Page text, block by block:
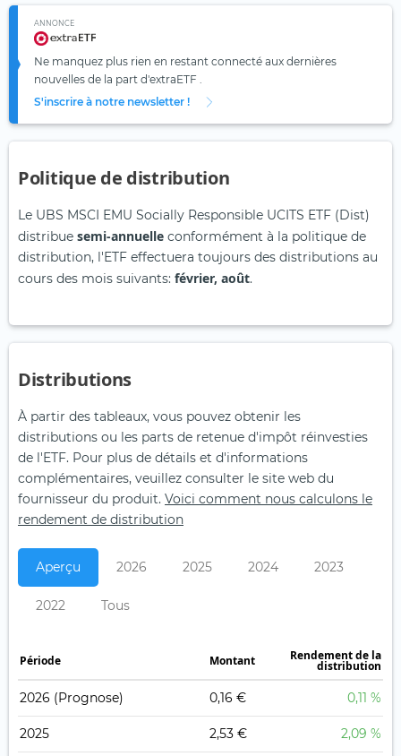
ANNONCE
Ne manquez plus rien en restant connecté aux dernières
nouvelles de la part d'extraETF .
S'inscrire à notre newsletter !
Politique de distribution
Le UBS MSCI EMU Socially Responsible UCITS ETF (Dist)
distribue semi-annuelle conformément à la politique de
distribution, l'ETF effectuera toujours des distributions au
cours des mois suivants: février, août.
Distributions
À partir des tableaux, vous pouvez obtenir les
distributions ou les parts de retenue d'impôt réinvesties
de l'ETF. Pour plus de détails et d'informations
complémentaires, veuillez consulter le site web du
fournisseur du produit. Voici comment nous calculons le
rendement de distribution
Aperçu 2026 2025 2024 2023
2022 Tous
Période Montant Rendement de la
distribution
2026 (Prognose) 0,16 € 0,11 %
2025 2,53 € 2,09 %